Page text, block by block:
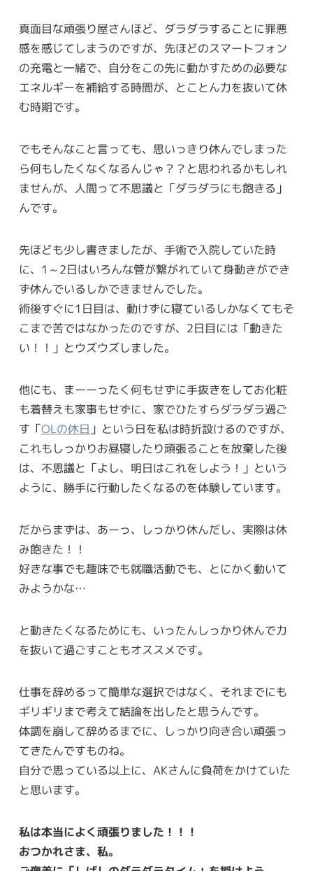
真面目な頑張り屋さんほど、ダラダラすることに罪悪
感を感じてしまうのですが、先ほどのスマートフォン
の充電と一緒で、自分をこの先に動かすための必要な
エネルギーを補給する時間が、とことん力を抜いて休
む時期です。
でもそんなこと言っても、思いっきり休んでしまった
ら何もしたくなくなるんじゃ？？と思われるかもしれ
ませんが、人間って不思議と「ダラダラにも飽きる」
んです。
先ほども少し書きましたが、手術で入院していた時
に、1～2日はいろんな管が繋がれていて身動きができ
ず休んでいるしかできませんでした。
術後すぐに1日目は、動けずに寝ているしかなくてもそ
こまで苦ではなかったのですが、2日目には「動きた
い！！」とウズウズしました。
他にも、まーーったく何もせずに手抜きをしてお化粧
も着替えも家事もせずに、家でひたすらダラダラ過ご
す「OLの休日 」という日を私は時折設けるのですが、
これもしっかりお昼寝したり頑張ることを放棄した後
は、不思議と「よし、明日はこれをしよう！」という
ように、勝手に行動したくなるのを体験しています。
だからまずは、あーっ、しっかり休んだし、実際は休
み飽きた！！
好きな事でも趣味でも就職活動でも、とにかく動いて
みようかな…
と動きたくなるためにも、いったんしっかり休んで力
を抜いて過ごすこともオススメです。
仕事を辞めるって簡単な選択ではなく、それまでにも
ギリギリまで考えて結論を出したと思うんです。
体調を崩して辞めるまでに、しっかり向き合い頑張っ
てきたんですものね。
自分で思っている以上に、AKさんに負荷をかけていた
と思います。
私は本当によく頑張りました！！！
おつかれさま、私。